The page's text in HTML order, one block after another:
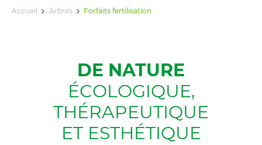
Accueil Arbres Forfaits fertilisation
DE NATURE
ÉCOLOGIQUE,
THÉRAPEUTIQUE
ET ESTHÉTIQUE